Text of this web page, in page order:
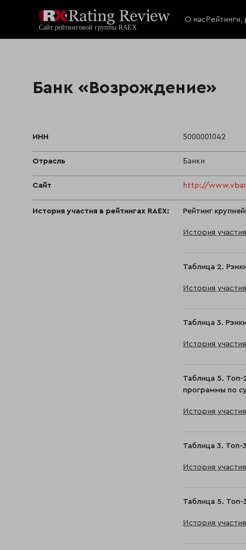
О нас Рейтинги,
Банк «Возрождение»
ИНН 5000001042
Отрасль Банки
Сайт http://
История участия в рейтингах RAEX: Рейтинг
История участия
Таблица 2.
История участия
Таблица 3.
История участия
Таблица 5. Топ-
программы по
История участия
Таблица 3. Топ-
История участия
Таблица 5. Топ-
История участия